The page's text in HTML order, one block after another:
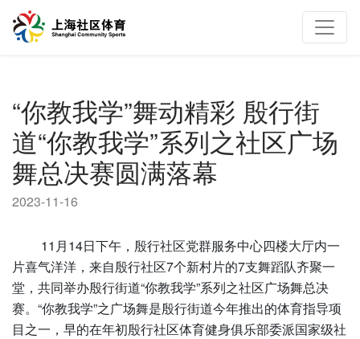
“你教我学”舞动精彩 殷行街
道“你教我学”系列之社区广场
舞总决赛圆满落幕
2023-11-16
11月14日下午，殷行社区党群服务中心四楼大厅内一
片喜气洋洋，来自殷行社区7个新村片的7支舞蹈队齐聚一
堂，共同举办殷行街道“你教我学”系列之社区广场舞总决
赛。“你教我学”之广场舞是殷行街道今年推出的体育指导项
目之一，早的在年初殷行社区体育健身俱乐部委派国家级社